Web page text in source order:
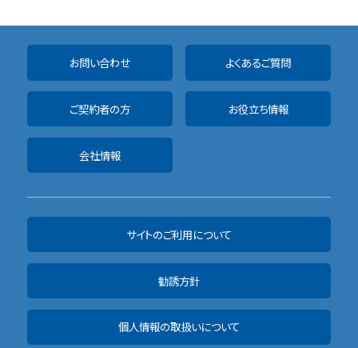
お問い合わせ よくあるご質問
ご契約者の方 お役立ち情報
会社情報
サイトのご利用について
勧誘方針
個人情報の取扱いについて